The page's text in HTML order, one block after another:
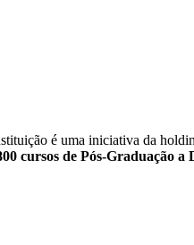
é uma iniciativa da
cursos de Pós-Graduação a